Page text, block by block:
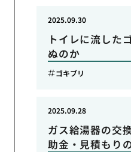
トイレに流した
ぬのか
2025.09.30
ゴキブリ
ガス給湯器の交
助金・見積もり
2025.09.28